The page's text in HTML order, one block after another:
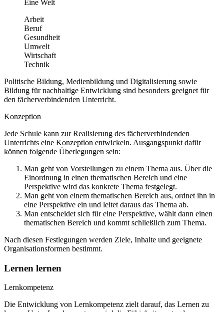
Eine Welt
Arbeit
Beruf
Gesundheit
Umwelt
Wirtschaft
Technik
Politische Bildung, Medienbildung und Digitalisierung sowie
Bildung für nachhaltige Entwicklung sind besonders geeignet für
den fächerverbindenden Unterricht.
Konzeption
Jede Schule kann zur Realisierung des fächerverbindenden
Unterrichts eine Konzeption entwickeln. Ausgangspunkt dafür
können folgende Überlegungen sein:
Man geht von Vorstellungen zu einem Thema aus. Über die
Einordnung in einen thematischen Bereich und eine
Perspektive wird das konkrete Thema festgelegt.
Man geht von einem thematischen Bereich aus, ordnet ihn in
eine Perspektive ein und leitet daraus das Thema ab.
Man entscheidet sich für eine Perspektive, wählt dann einen
thematischen Bereich und kommt schließlich zum Thema.
Nach diesen Festlegungen werden Ziele, Inhalte und geeignete
Organisationsformen bestimmt.
Lernen lernen
Lernkompetenz
Die Entwicklung von Lernkompetenz zielt darauf, das Lernen zu